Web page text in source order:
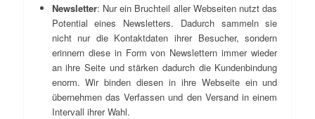
Newsletter: Nur ein Bruchteil aller Webseiten nutzt das
Potential eines Newsletters. Dadurch sammeln sie
nicht nur die Kontaktdaten ihrer Besucher, sondern
erinnern diese in Form von Newslettern immer wieder
an ihre Seite und stärken dadurch die Kundenbindung
enorm. Wir binden diesen in ihre Webseite ein und
übernehmen das Verfassen und den Versand in einem
Intervall ihrer Wahl.